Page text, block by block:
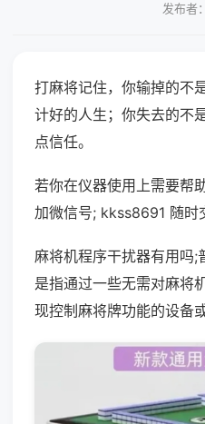
发布者
打麻将记住，你输掉的不
计好的人生；你失去的不
点信任。
若你在仪器使用上需要帮
加微信号; kkss8691 随时
麻将机程序干扰器有用吗;
是指通过一些无需对麻将
现控制麻将牌功能的设备